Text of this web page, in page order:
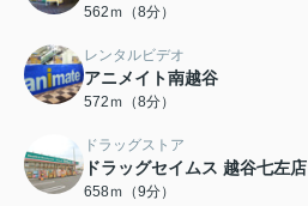
562ｍ（8分）
レンタルビデオ
アニメイト南越谷
572ｍ（8分）
ドラッグストア
ドラッグセイムス 越谷七左店
658ｍ（9分）